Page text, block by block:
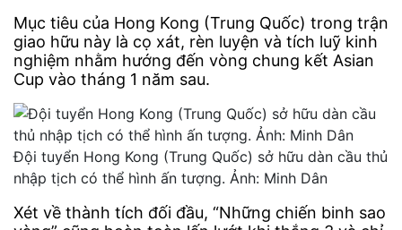
Mục tiêu của Hong Kong (Trung Quốc) trong trận
giao hữu này là cọ xát, rèn luyện và tích luỹ kinh
nghiệm nhằm hướng đến vòng chung kết Asian
Cup vào tháng 1 năm sau.
Đội tuyển Hong Kong (Trung Quốc) sở hữu dàn cầu thủ
nhập tịch có thể hình ấn tượng. Ảnh: Minh Dân
Xét về thành tích đối đầu, “Những chiến binh sao